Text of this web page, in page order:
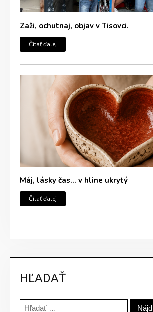
Zaži, ochutnaj, objav v Tisovci.
Čítať ďalej
Máj, lásky čas… v hline ukrytý
Čítať ďalej
HĽADAŤ
Hľadať: